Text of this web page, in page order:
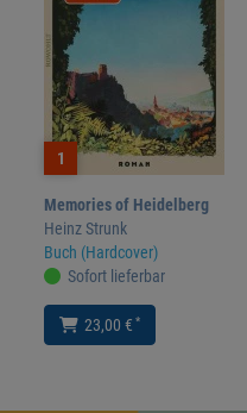
1
Memories of Heidelberg
Heinz Strunk
Buch (Hardcover)
Sofort lieferbar
23,00 € *